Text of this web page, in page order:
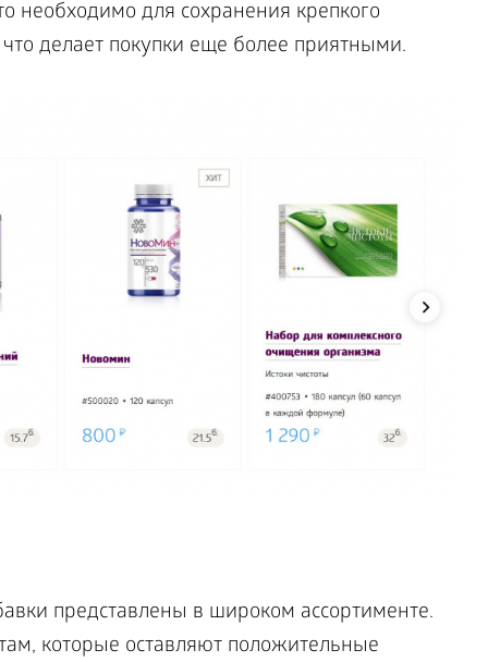
необходимо для сохранения крепкого
делает покупки еще более приятными.
представлены в широком ассортименте.
которые оставляют положительные